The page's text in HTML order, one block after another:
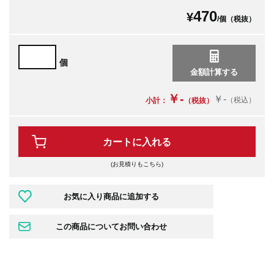
¥470/個（税抜）
個
小計： ￥- （税抜） ￥- （税込）
カートに入れる
(お見積りもこちら)